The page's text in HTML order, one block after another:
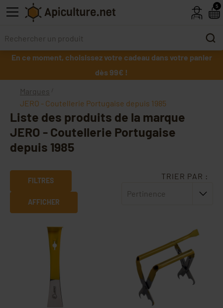
Skip to main content
En ce moment, choisissez votre cadeau dans votre panier
dès 99€ !
Marques
JERO - Coutellerie Portugaise depuis 1985
Liste des produits de la marque
JERO - Coutellerie Portugaise
depuis 1985
FILTRES
AFFICHER
TRIER PAR :
Pertinence
5